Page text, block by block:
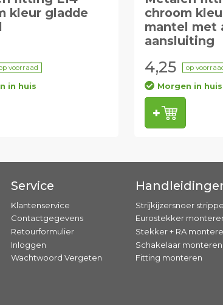
kleur gladde
voorraad
in huis
chroom
mantel met
aansluiting
4,25 op
Morgen in huis
Service
Klantenservice
Contactgegevens
Retourformulier
Inloggen
Wachtwoord Vergeten
Strijkijzersnoer
Eurostekker
Stekker + RA
Schakelaar monteren
Fitting monteren